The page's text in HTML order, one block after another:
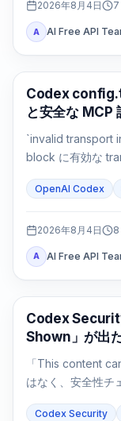
2026年8月4日 7
A AI Free API
AI 開発ツール
Codex
と安全な MCP
`invalid transport
block に有効な
します。
OpenAI Codex
2026年8月4日 8
A AI Free API
OpenAI Codex
Codex
Shown」が出
「This content
はなく、安全性チ
Codex Security